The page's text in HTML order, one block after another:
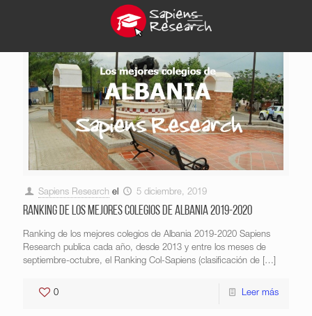
Sapiens Research el 5 diciembre, 2019
Ranking de los mejores colegios de Albania 2019-2020
Ranking de los mejores colegios de Albania 2019-2020 Sapiens
Research publica cada año, desde 2013 y entre los meses de
septiembre-octubre, el Ranking Col-Sapiens (clasificación de […]
0 Leer más